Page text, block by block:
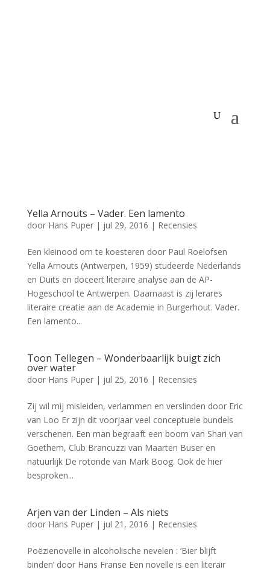
Yella Arnouts – Vader. Een lamento
door Hans Puper| jul 29, 2016 | Recensies
Een kleinood om te koesteren door Paul Roelofsen
Yella Arnouts (Antwerpen, 1959) studeerde Nederlands
en Duits en doceert literaire analyse aan de AP-
Hogeschool te Antwerpen. Daarnaast is zij lerares
literaire creatie aan de Academie in Burgerhout. Vader.
Een lamento...
Toon Tellegen – Wonderbaarlijk buigt zich
over water
door Hans Puper| jul 25, 2016 | Recensies
Zij wil mij misleiden, verlammen en verslinden door Eric
van Loo Er zijn dit voorjaar veel conceptuele bundels
verschenen. Een man begraaft een boom van Shari van
Goethem, Club Brancuzzi van Maarten Buser en
natuurlijk De rotonde van Mark Boog. Ook de hier
besproken...
Arjen van der Linden – Als niets
door Hans Puper| jul 21, 2016 | Recensies
Poëzienovelle in alcoholische nevelen : ‘Bier blijft
binden’ door Hans Franse Een novelle is een literair